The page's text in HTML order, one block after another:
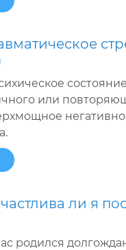
или
ли я
родился